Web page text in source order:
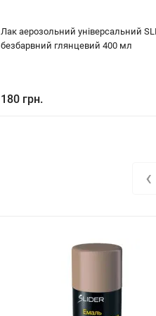
Лак аерозольний універсальний
безбарвний глянцевий 400 мл
180 грн.
‹